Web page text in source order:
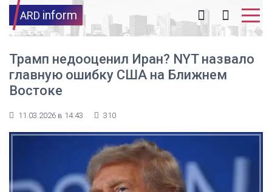
ARD inform
Трамп недооценил Иран? NYT назвало
главную ошибку США на Ближнем
Востоке
11.03.2026 в 14:43 310